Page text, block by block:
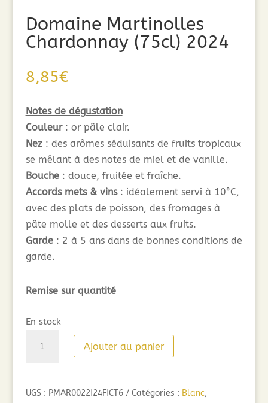
Domaine Martinolles
Chardonnay (75cl) 2024
8,85€
Notes de dégustation
Couleur: or pâle clair.
Nez: des arômes séduisants de fruits tropicaux
se mêlant à des notes de miel et de vanille.
Bouche: douce, fruitée et fraîche.
Accords mets & vins: idéalement servi à 10°C,
avec des plats de poisson, des fromages à
pâte molle et des desserts aux fruits.
Garde: 2 à 5 ans dans de bonnes conditions de
garde.
Remise sur quantité
En stock
Ajouter au panier
UGS : PMAR0022|24F|CT6 Catégories : Blanc,